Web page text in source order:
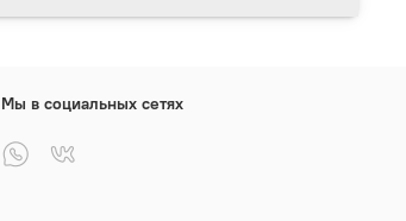
Мы в социальных сетях